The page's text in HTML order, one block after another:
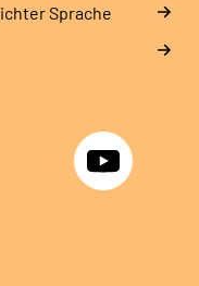
Sprache
YouTube